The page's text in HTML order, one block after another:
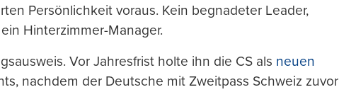
Persönlichkeit voraus. Kein begnadeter Leader,
Hinterzimmer-Manager.
Vor Jahresfrist holte ihn die CS als neuen
nachdem der Deutsche mit Zweitpass Schweiz zuvor